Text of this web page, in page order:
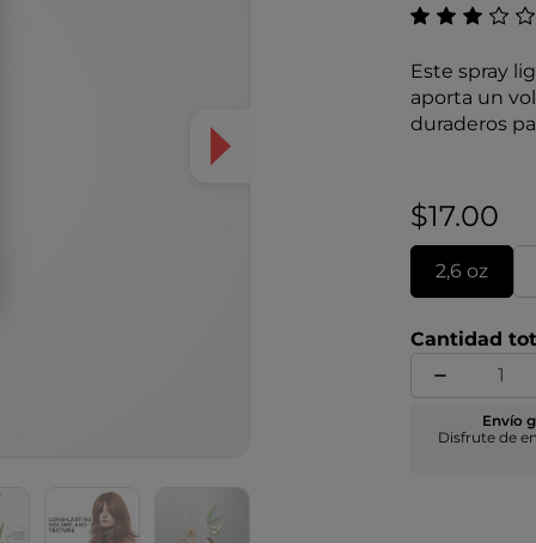
Valoración
Este spray
aporta un
duraderos
fórmulas
complejo
trufa blanca,
$17.00
2,6 oz
Cantidad
Envío
Disfrute de